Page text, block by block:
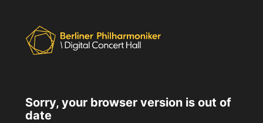
Sorry, your browser version is out of
date